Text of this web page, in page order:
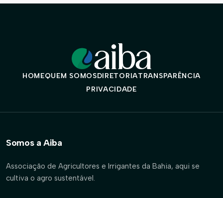
HOMEQUEM SOMOSDIRETORIATRANSPARÊNCIA
PRIVACIDADE
Somos a Aiba
Associação de Agricultores e Irrigantes da Bahia, aqui se
cultiva o agro sustentável.